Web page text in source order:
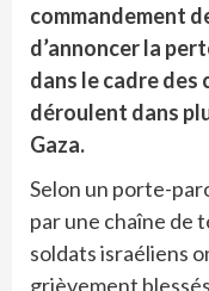
commandement
d’annoncer la
dans le cadre des
déroulent dans
Gaza.
Selon un porte-
par une chaîne de
soldats israéliens
grièvement